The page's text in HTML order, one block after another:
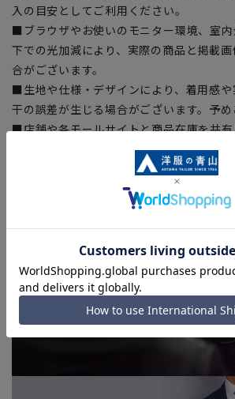
入の目安としてご利用ください。
■ブラウザやお使いのモニター環境、室
下での光加減により、実際の商品と掲載
合がございます。
■生地や仕様・デザインにより、着用感
干の誤差が生じる場合がございます。予め
■店舗や各モールサイトと商品在庫を共
上、ご注文いただいたタイミングにより
を完了できない場合がございます。予めご
急ぎ発送のご注文につきましても、ご注文
てはお急ぎ発送サービスを選択できない場